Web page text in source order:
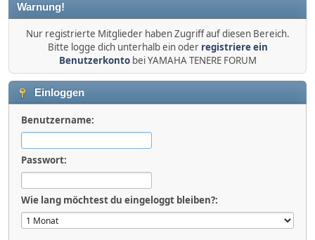
Warnung!
Nur registrierte Mitglieder haben Zugriff auf diesen Bereich.
Bitte logge dich unterhalb ein oder registriere ein
Benutzerkontobei YAMAHA TENERE FORUM
Einloggen
Benutzername:
Passwort:
Wie lang möchtest du eingeloggt bleiben?: